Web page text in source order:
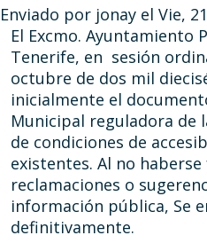
Enviado por jonay el Vie,
El Excmo. Ayuntamiento
Tenerife, en sesión
octubre de dos mil
inicialmente el
Municipal reguladora de
de condiciones de
existentes. Al no
reclamaciones o
información pública, Se
definitivamente.